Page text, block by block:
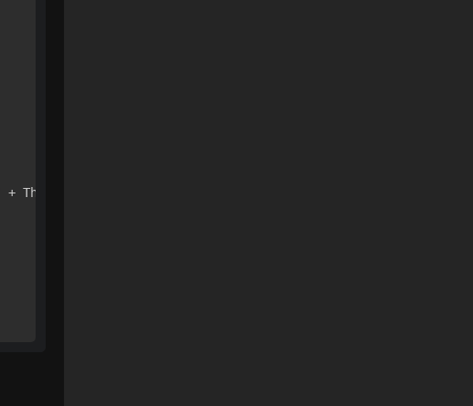
+ Thread.currentThread().getName());